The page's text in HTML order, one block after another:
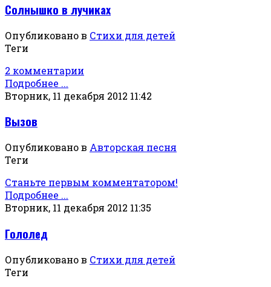
Солнышко в лучиках
Опубликовано в Стихи для детей
Теги
2 комментарии
Подробнее ...
Вторник, 11 декабря 2012 11:42
Вызов
Опубликовано в Авторская песня
Теги
Станьте первым комментатором!
Подробнее ...
Вторник, 11 декабря 2012 11:35
Гололед
Опубликовано в Стихи для детей
Теги